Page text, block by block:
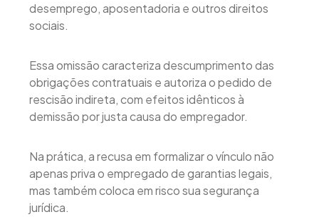
desemprego, aposentadoria e outros direitos
sociais.
Essa omissão caracteriza descumprimento das
obrigações contratuais e autoriza o pedido de
rescisão indireta, com efeitos idênticos à
demissão por justa causa do empregador.
Na prática, a recusa em formalizar o vínculo não
apenas priva o empregado de garantias legais,
mas também coloca em risco sua segurança
jurídica.